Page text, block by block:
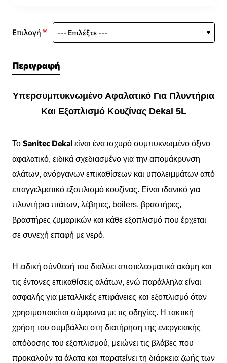
Επιλογή
Περιγραφή
Υπερσυμπυκνωμένο Αφαλατικό Για Πλυντήρια
Και Εξοπλισμό Κουζίνας Dekal 5L
Το Sanitec Dekal είναι ένα ισχυρό συμπυκνωμένο όξινο
αφαλατικό, ειδικά σχεδιασμένο για την απομάκρυνση
αλάτων, ανόργανων επικαθίσεων και υπολειμμάτων από
επαγγελματικό εξοπλισμό κουζίνας. Είναι ιδανικό για
πλυντήρια πιάτων, λέβητες, boilers, βραστήρες,
βραστήρες ζυμαρικών και κάθε εξοπλισμό που έρχεται
σε συνεχή επαφή με νερό.
Η ειδική σύνθεσή του διαλύει αποτελεσματικά ακόμη και
τις έντονες επικαθίσεις αλάτων, ενώ παράλληλα είναι
ασφαλής για μεταλλικές επιφάνειες και εξοπλισμό όταν
χρησιμοποιείται σύμφωνα με τις οδηγίες. Η τακτική
χρήση του συμβάλλει στη διατήρηση της ενεργειακής
απόδοσης του εξοπλισμού, μειώνει τις βλάβες που
προκαλούν τα άλατα και παρατείνει τη διάρκεια ζωής των